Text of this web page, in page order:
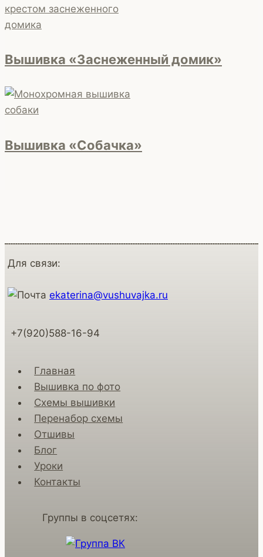
Вышивка «Заснеженный домик»
Вышивка «Собачка»
Для связи:
ekaterina@vushuvajka.ru
+7(920)588-16-94
Главная
Вышивка по фото
Схемы вышивки
Перенабор схемы
Отшивы
Блог
Уроки
Контакты
Группы в соцсетях: